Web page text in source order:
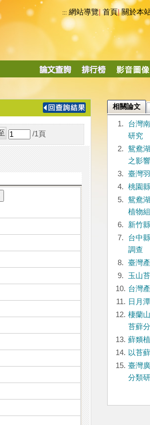
::: 網站導覽|首頁|關於本
導
/1 頁
相關論文
1.
台灣
研究
2.
鴛鴦
之影響
3.
臺灣
4.
桃園
5.
鴛鴦
植物
6.
新竹
7.
台中
調查
8.
臺灣
9.
玉山
10. 台灣
11. 日月
12. 棲蘭
苔蘚
13. 蘚類
14. 以苔
15. 臺灣
分類